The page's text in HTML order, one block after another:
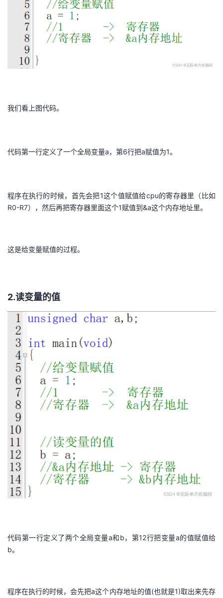
证
实
验
的
收
藏
持
建
议
我们看上图代码。
代码第一行定义了一个全局变量a，第6行把a赋值为1。
程序在执行的时候，首先会把1这个值赋值给cpu的寄存器里（比如
R0-R7），然后再把寄存器里面这个1赋值到&a这个内存地址里。
这是给变量赋值的过程。
2.读变量的值
代码第一行定义了两个全局变量a和b，第12行把变量a的值赋值给
b。
程序在执行的时候，会先把a这个内存地址的值(也就是1)取出来先存